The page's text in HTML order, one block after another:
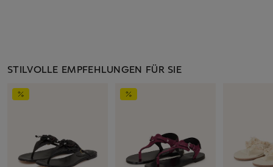
STILVOLLE EMPFEHLUNGEN FÜR SIE